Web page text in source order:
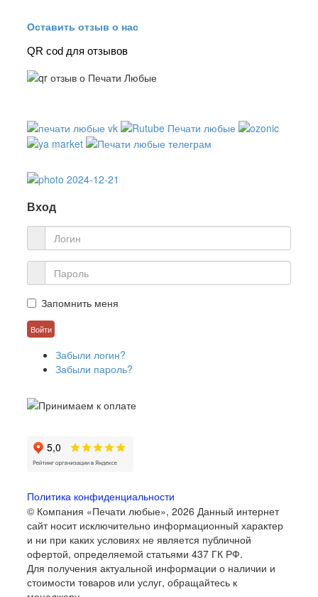
Оставить отзыв о нас
QR cod для отзывов
Вход
Запомнить меня
Забыли логин?
Забыли пароль?
Политика конфиденциальности
© Компания «Печати любые», 2026 Данный интернет
сайт носит исключительно информационный характер
и ни при каких условиях не является публичной
офертой, определяемой статьями 437 ГК РФ.
Для получения актуальной информации о наличии и
стоимости товаров или услуг, обращайтесь к